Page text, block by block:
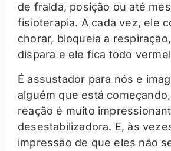
de fralda, posição ou até
fisioterapia. A cada vez, ele
chorar, bloqueia a
dispara e ele fica todo
É assustador para nós e
alguém que está
reação é muito
desestabilizadora. E, às
impressão de que eles não